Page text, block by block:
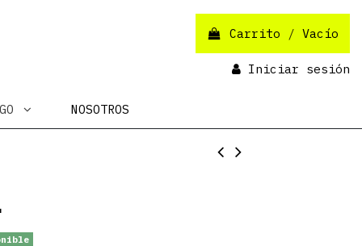
Carrito / Vacío
Iniciar sesión
NOSOTROS